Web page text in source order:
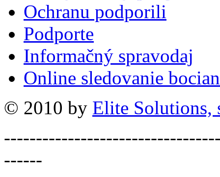
Ochranu podporili
Podporte
Informačný spravodaj
Online sledovanie
© 2010 by Elite Solutions,
------